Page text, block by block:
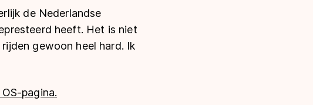
de Nederlandse
heeft. Het is niet
gewoon heel hard. Ik
pagina.